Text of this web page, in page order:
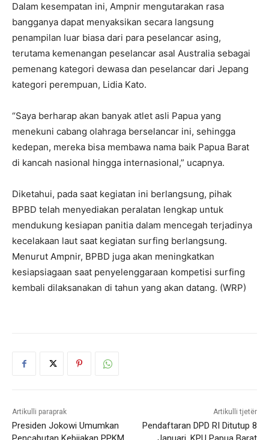
Dalam kesempatan ini, Ampnir mengutarakan rasa
bangganya dapat menyaksikan secara langsung
penampilan luar biasa dari para peselancar asing,
terutama kemenangan peselancar asal Australia sebagai
pemenang kategori dewasa dan peselancar dari Jepang
kategori perempuan, Lidia Kato.
“Saya berharap akan banyak atlet asli Papua yang
menekuni cabang olahraga berselancar ini, sehingga
kedepan, mereka bisa membawa nama baik Papua Barat
di kancah nasional hingga internasional,” ucapnya.
Diketahui, pada saat kegiatan ini berlangsung, pihak
BPBD telah menyediakan peralatan lengkap untuk
mendukung kesiapan panitia dalam mencegah terjadinya
kecelakaan laut saat kegiatan surfing berlangsung.
Menurut Ampnir, BPBD juga akan meningkatkan
kesiapsiagaan saat penyelenggaraan kompetisi surfing
kembali dilaksanakan di tahun yang akan datang. (WRP)
Artikulli paraprak
Presiden Jokowi Umumkan
Artikulli tjetër
Pendaftaran DPD RI Ditutup 8